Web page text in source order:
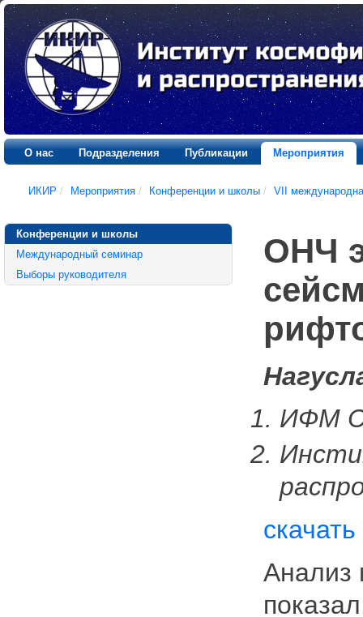
О нас Подразделения Публикации Мероприятия
ИКИР / Мероприятия / Конференции и школы / VII
Конференции и школы
Международный семинар
Выборы руководителя
ОНЧ
ИФМ
скачать
Анализ